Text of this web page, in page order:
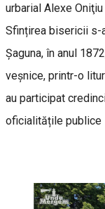
urbarial Alexe
Sfințirea bisericii s-
Șaguna, în anul
veșnice, printr-o
au participat
oficialitățile publice